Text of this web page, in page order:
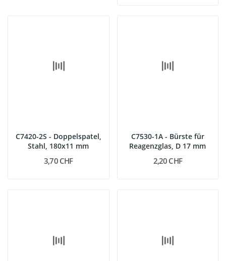
C7420-2S - Doppelspatel,
Stahl, 180x11 mm
3,70 CHF
C7530-1A - Bürste für
Reagenzglas, D 17 mm
2,20 CHF